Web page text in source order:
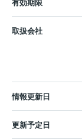
有効期限
取扱会社
情報更新日
更新予定日